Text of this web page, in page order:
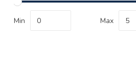
Min Max